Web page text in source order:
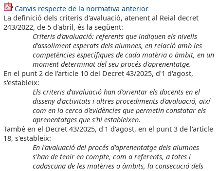
Canvis respecte de la normativa anterior
La definició dels criteris d'avaluació, atenent al Reial decret
243/2022, de 5 d'abril, és la següent:
Criteris d'avaluació: referents que indiquen els nivells
d'assoliment esperats dels alumnes, en relació amb les
competències específiques de cada matèria o àmbit, en un
moment determinat del seu procés d'aprenentatge.
En el punt 2 de l'article 10 del Decret 43/2025, d'1 d'agost,
s'estableix:
Els criteris d'avaluació han d'orientar els docents en el
disseny d'activitats i altres procediments d'avaluació, així
com en la cerca d'evidències que permetin constatar els
aprenentatges que s'hi estableixen.
També en el Decret 43/2025, d'1 d'agost, en el punt 3 de l'article
18, s'estableix:
En l'avaluació del procés d'aprenentatge dels alumnes
s'han de tenir en compte, com a referents, a totes i
cadascuna de les matèries o àmbits, la consecució dels